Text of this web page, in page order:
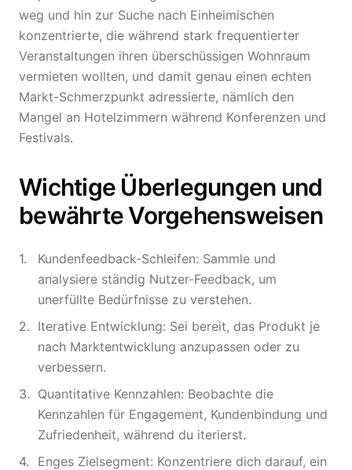
weg und hin zur Suche nach Einheimischen
konzentrierte, die während stark frequentierter
Veranstaltungen ihren überschüssigen Wohnraum
vermieten wollten, und damit genau einen echten
Markt-Schmerzpunkt adressierte, nämlich den
Mangel an Hotelzimmern während Konferenzen und
Festivals.
Wichtige Überlegungen und
bewährte Vorgehensweisen
Kundenfeedback-Schleifen: Sammle und
analysiere ständig Nutzer-Feedback, um
unerfüllte Bedürfnisse zu verstehen.
Iterative Entwicklung: Sei bereit, das Produkt je
nach Marktentwicklung anzupassen oder zu
verbessern.
Quantitative Kennzahlen: Beobachte die
Kennzahlen für Engagement, Kundenbindung und
Zufriedenheit, während du iterierst.
Enges Zielsegment: Konzentriere dich darauf, ein